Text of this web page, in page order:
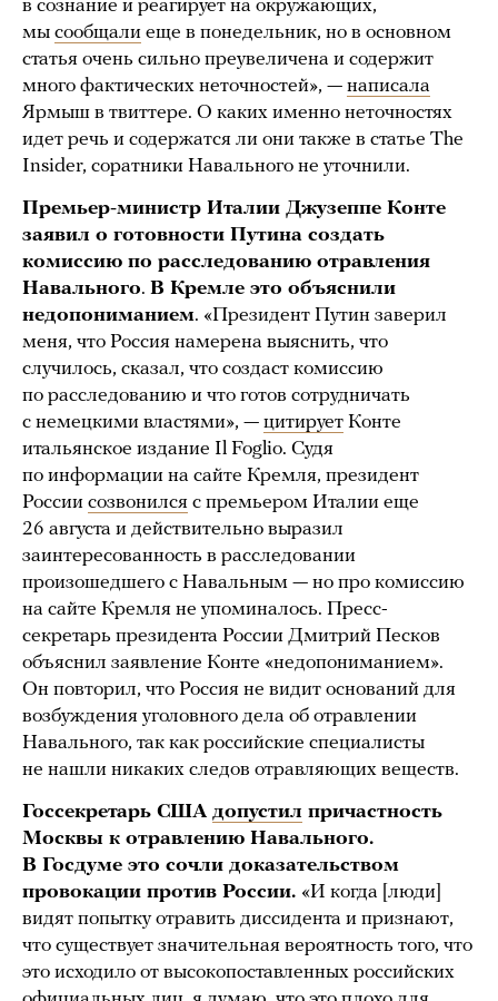
в сознание и реагирует на окружающих,
мы сообщали еще в понедельник, но в основном
статья очень сильно преувеличена и содержит
много фактических неточностей», — написала
Ярмыш в твиттере. О каких именно неточностях
идет речь и содержатся ли они также в статье The
Insider, соратники Навального не уточнили.
Премьер-министр Италии Джузеппе Конте
заявил о готовности Путина создать
комиссию по расследованию отравления
Навального. В Кремле это объяснили
недопониманием. «Президент Путин заверил
меня, что Россия намерена выяснить, что
случилось, сказал, что создаст комиссию
по расследованию и что готов сотрудничать
с немецкими властями», — цитирует Конте
итальянское издание Il Foglio. Судя
по информации на сайте Кремля, президент
России созвонился с премьером Италии еще
26 августа и действительно выразил
заинтересованность в расследовании
произошедшего с Навальным — но про комиссию
на сайте Кремля не упоминалось. Пресс-
секретарь президента России Дмитрий Песков
объяснил заявление Конте «недопониманием».
Он повторил, что Россия не видит оснований для
возбуждения уголовного дела об отравлении
Навального, так как российские специалисты
не нашли никаких следов отравляющих веществ.
Госсекретарь США допустил причастность
Москвы к отравлению Навального.
В Госдуме это сочли доказательством
провокации против России. «И когда [люди]
видят попытку отравить диссидента и признают,
что существует значительная вероятность того, что
это исходило от высокопоставленных российских